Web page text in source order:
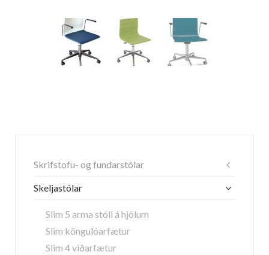
Skrifstofu- og fundarstólar
Skeljastólar
Slim 5 arma stóll á hjólum
Slim köngulóarfætur
Slim 4 viðarfætur